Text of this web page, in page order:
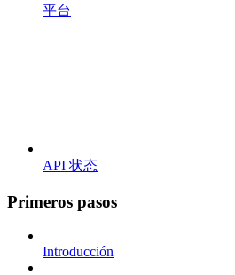
平台
API 状态
Primeros pasos
Introducción